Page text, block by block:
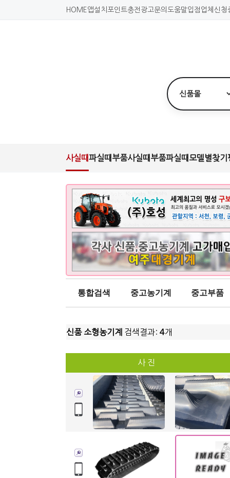
HOME 앱설치 포인트충전 광고문의 도움말입점업체신청
사실때파실때 부품사실때 부품파실때 모델별찾기
통합검색 중고농기계 중고부품
신품 소형농기계 검색결과: 4개
사 진